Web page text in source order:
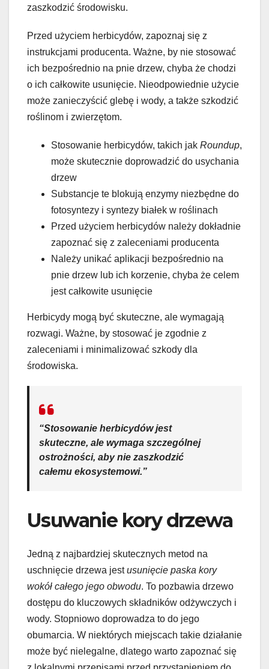
zaszkodzić środowisku.
Przed użyciem herbicydów, zapoznaj się z
instrukcjami producenta. Ważne, by nie stosować
ich bezpośrednio na pnie drzew, chyba że chodzi
o ich całkowite usunięcie. Nieodpowiednie użycie
może zanieczyścić glebę i wody, a także szkodzić
roślinom i zwierzętom.
Stosowanie herbicydów, takich jak Roundup,
może skutecznie doprowadzić do usychania
drzew
Substancje te blokują enzymy niezbędne do
fotosyntezy i syntezy białek w roślinach
Przed użyciem herbicydów należy dokładnie
zapoznać się z zaleceniami producenta
Należy unikać aplikacji bezpośrednio na
pnie drzew lub ich korzenie, chyba że celem
jest całkowite usunięcie
Herbicydy mogą być skuteczne, ale wymagają
rozwagi. Ważne, by stosować je zgodnie z
zaleceniami i minimalizować szkody dla
środowiska.
“Stosowanie herbicydów jest
skuteczne, ale wymaga szczególnej
ostrożności, aby nie zaszkodzić
całemu ekosystemowi.”
Usuwanie kory drzewa
Jedną z najbardziej skutecznych metod na
uschnięcie drzewa jestusunięcie paska kory
wokół całego jego obwodu. To pozbawia drzewo
dostępu do kluczowych składników odżywczych i
wody. Stopniowo doprowadza to do jego
obumarcia. W niektórych miejscach takie działanie
może być nielegalne, dlatego warto zapoznać się